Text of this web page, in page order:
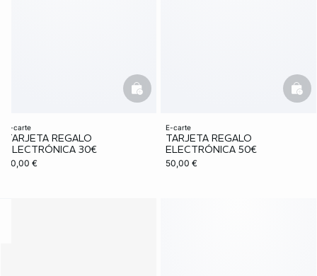
e-carte
TARJETA REGALO
ELECTRÓNICA 30€
30,00 €
basketfull
e-carte
TARJETA REGALO
ELECTRÓNICA 50€
50,00 €